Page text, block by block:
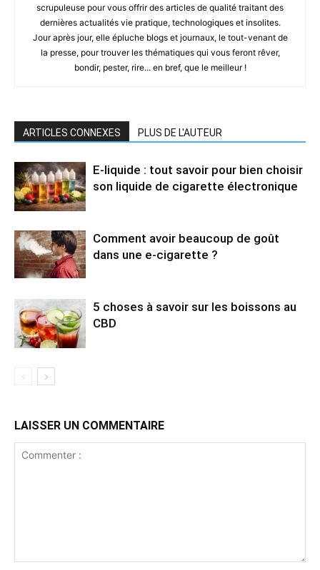
scrupuleuse pour vous offrir des articles de qualité traitant des
dernières actualités vie pratique, technologiques et insolites.
Jour après jour, elle épluche blogs et journaux, le tout-venant de
la presse, pour trouver les thématiques qui vous feront rêver,
bondir, pester, rire... en bref, que le meilleur !
ARTICLES CONNEXES PLUS DE L'AUTEUR
E-liquide : tout savoir pour bien choisir
son liquide de cigarette électronique
Comment avoir beaucoup de goût
dans une e-cigarette ?
5 choses à savoir sur les boissons au
CBD
LAISSER UN COMMENTAIRE